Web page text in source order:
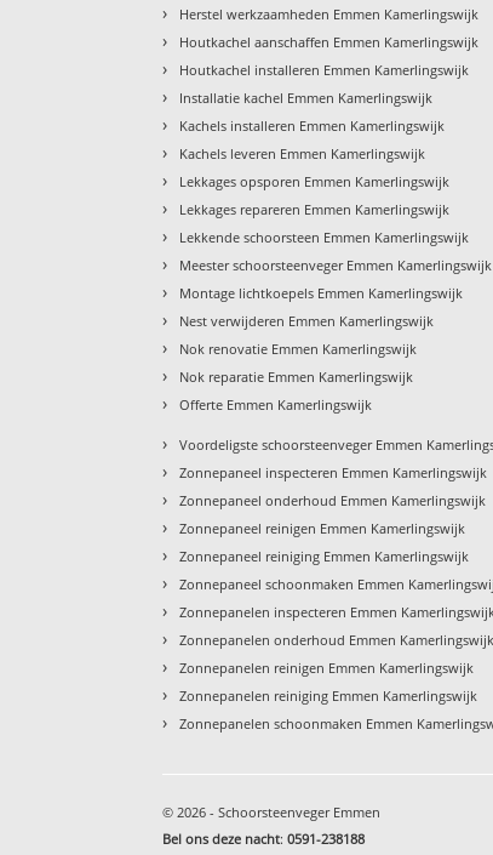
› Herstel werkzaamheden Emmen Kamerlingswijk
› Houtkachel aanschaffen Emmen Kamerlingswijk
› Houtkachel installeren Emmen Kamerlingswijk
› Installatie kachel Emmen Kamerlingswijk
› Kachels installeren Emmen Kamerlingswijk
› Kachels leveren Emmen Kamerlingswijk
› Lekkages opsporen Emmen Kamerlingswijk
› Lekkages repareren Emmen Kamerlingswijk
› Lekkende schoorsteen Emmen Kamerlingswijk
› Meester schoorsteenveger Emmen Kamerlingswijk
› Montage lichtkoepels Emmen Kamerlingswijk
› Nest verwijderen Emmen Kamerlingswijk
› Nok renovatie Emmen Kamerlingswijk
› Nok reparatie Emmen Kamerlingswijk
› Offerte Emmen Kamerlingswijk
› Voordeligste schoorsteenveger Emmen
› Zonnepaneel inspecteren Emmen Kamerlingswijk
› Zonnepaneel onderhoud Emmen Kamerlingswijk
› Zonnepaneel reinigen Emmen Kamerlingswijk
› Zonnepaneel reiniging Emmen Kamerlingswijk
› Zonnepaneel schoonmaken Emmen
› Zonnepanelen inspecteren Emmen
› Zonnepanelen onderhoud Emmen Kamerlingswijk
› Zonnepanelen reinigen Emmen Kamerlingswijk
› Zonnepanelen reiniging Emmen Kamerlingswijk
› Zonnepanelen schoonmaken Emmen
© 2026 - Schoorsteenveger Emmen
Bel ons deze nacht:0591-238188